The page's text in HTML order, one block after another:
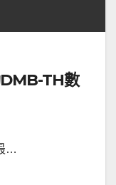
TH數
…